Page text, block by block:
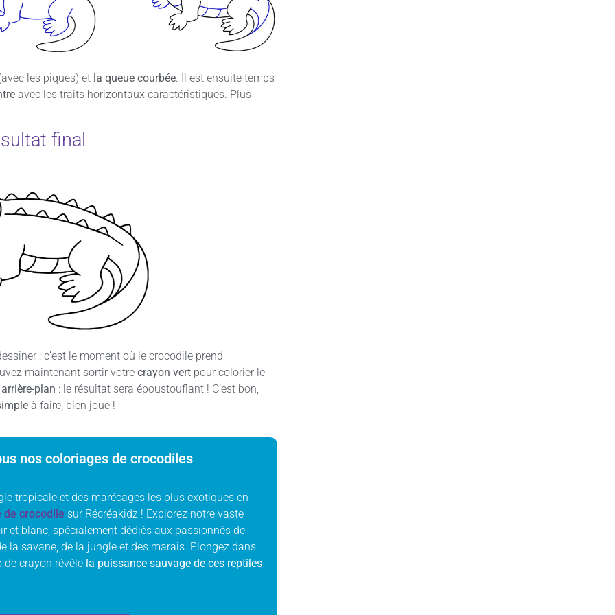
les piques) et la queue courbée. Il est ensuite temps
avec les traits horizontaux caractéristiques. Plus
final
: c’est le moment où le crocodile prend
maintenant sortir votre crayon vert pour colorier le
plan : le résultat sera époustouflant ! C’est bon,
à faire, bien joué !
nos coloriages de crocodiles
tropicale et des marécages les plus exotiques en
de crocodile sur Récréakidz ! Explorez notre vaste
et blanc, spécialement dédiés aux passionnés de
la savane, de la jungle et des marais. Plongez dans
crayon révèle la puissance sauvage de ces reptiles